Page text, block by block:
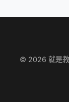
© 2026 就是教